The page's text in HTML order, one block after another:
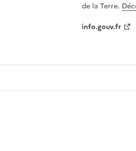
de la Terre.
info.gouv.fr